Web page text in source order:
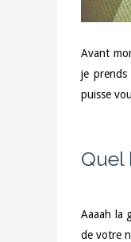
Avant
je prends
puisse
Quel
Aaaah la
de votre